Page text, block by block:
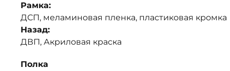
Рамка:
ДСП, меламиновая пленка, пластиковая кромка
Назад:
ДВП, Акриловая краска
Полка